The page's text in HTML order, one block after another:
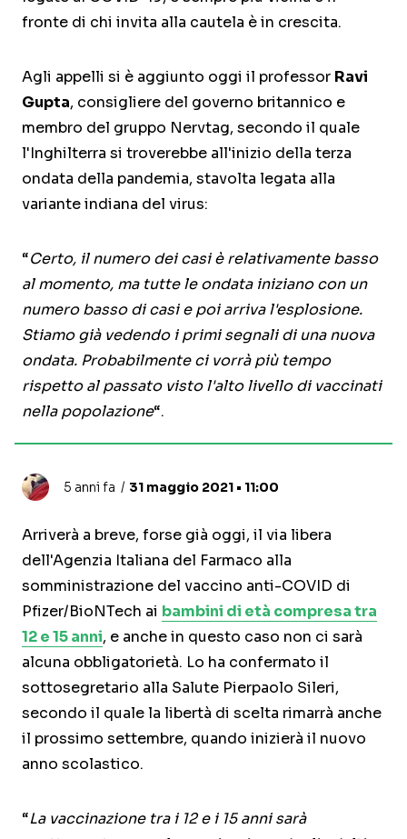
fronte di chi invita alla cautela è in crescita.
Agli appelli si è aggiunto oggi il professor Ravi
Gupta, consigliere del governo britannico e
membro del gruppo Nervtag, secondo il quale
l'Inghilterra si troverebbe all'inizio della terza
ondata della pandemia, stavolta legata alla
variante indiana del virus:
“Certo, il numero dei casi è relativamente basso
al momento, ma tutte le ondata iniziano con un
numero basso di casi e poi arriva l'esplosione.
Stiamo già vedendo i primi segnali di una nuova
ondata. Probabilmente ci vorrà più tempo
rispetto al passato visto l'alto livello di vaccinati
nella popolazione“.
5 anni fa 31 maggio 2021 • 11:00
Arriverà a breve, forse già oggi, il via libera
dell'Agenzia Italiana del Farmaco alla
somministrazione del vaccino anti-COVID di
Pfizer/BioNTech ai bambini di età compresa tra
12 e 15 anni, e anche in questo caso non ci sarà
alcuna obbligatorietà. Lo ha confermato il
sottosegretario alla Salute Pierpaolo Sileri,
secondo il quale la libertà di scelta rimarrà anche
il prossimo settembre, quando inizierà il nuovo
anno scolastico.
“La vaccinazione tra i 12 e i 15 anni sarà